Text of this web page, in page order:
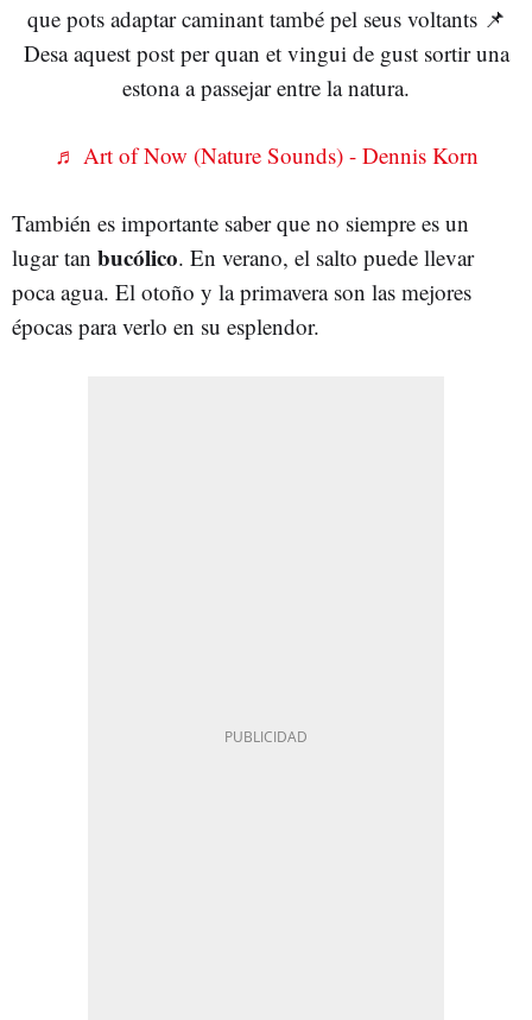
que pots adaptar caminant també pel seus voltants 📌
Desa aquest post per quan et vingui de gust sortir una
estona a passejar entre la natura.
♬ Art of Now (Nature Sounds) - Dennis Korn
También es importante saber que no siempre es un
lugar tan bucólico. En verano, el salto puede llevar
poca agua. El otoño y la primavera son las mejores
épocas para verlo en su esplendor.